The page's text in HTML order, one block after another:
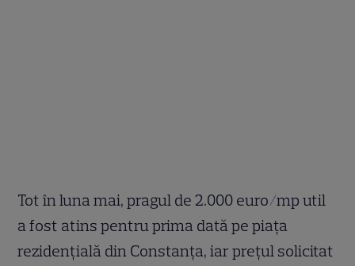
Tot în luna mai, pragul de 2.000 euro/mp util
a fost atins pentru prima dată pe piața
rezidențială din Constanța, iar prețul solicitat